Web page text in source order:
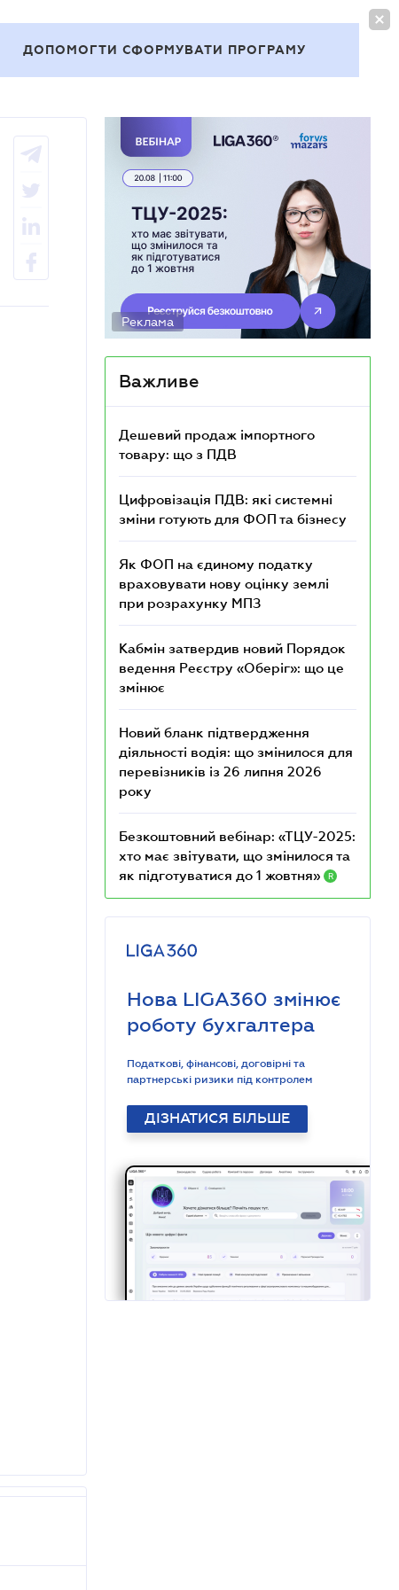
ДОПОМОГТИ СФОРМУВАТИ ПРОГРАМУ
Реклама
Важливе
Дешевий продаж імпортного
товару: що з ПДВ
Цифровізація ПДВ: які системні
зміни готують для ФОП та бізнесу
Як ФОП на єдиному податку
враховувати нову оцінку землі
при розрахунку МПЗ
Кабмін затвердив новий Порядок
ведення Реєстру «Оберіг»: що це
змінює
Новий бланк підтвердження
діяльності водія: що змінилося для
перевізників із 26 липня 2026
року
Безкоштовний вебінар: «ТЦУ-2025:
хто має звітувати, що змінилося та
як підготуватися до 1 жовтня»
R
Нова LIGA360 змінює
роботу бухгалтера
Податкові, фінансові, договірні та
партнерські ризики під контролем
ДІЗНАТИСЯ БІЛЬШЕ